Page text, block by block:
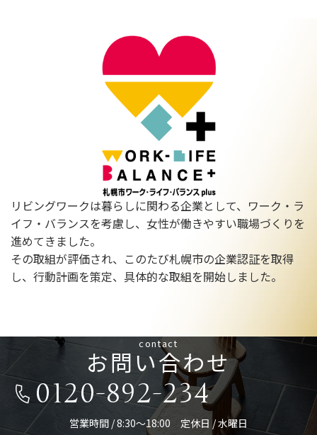
リビングワークは暮らしに関わる企業として、ワーク・ラ
イフ・バランスを考慮し、女性が働きやすい職場づくりを
進めてきました。
その取組が評価され、このたび札幌市の企業認証を取得
し、行動計画を策定、具体的な取組を開始しました。
contact
お問い合わせ
0120-892-234
営業時間 / 8:30～18:00 定休日 / 水曜日